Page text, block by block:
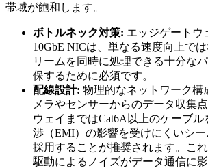
帯域が飽和します。
ボトルネック対策: エッジゲートウ
10GbE NICは、単なる速度向上で
リームを同時に処理できる十分な
保するために必須です。
配線設計: 物理的なネットワーク構
メラやセンサーからのデータ収集
ウェイまではCat6A以上のケーブ
渉（EMI）の影響を受けにくいシ
採用することが推奨されます。こ
駆動によるノイズがデータ通信に